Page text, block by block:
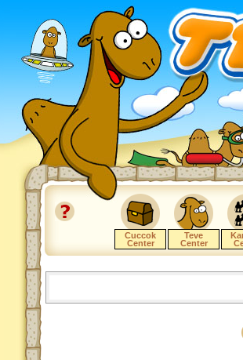
Cuccok
Center
Teve
Center